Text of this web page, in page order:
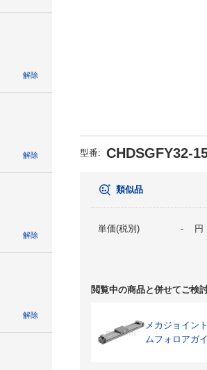
解除
解除
解除
解除
型番: CHDSGFY32-
類似品
単価(税別) - 円
閲覧中の商品と併せてご検
メカジョイン
ムフォロアガ